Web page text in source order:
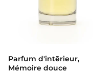
Parfum d'intērieur,
Mémoire douce